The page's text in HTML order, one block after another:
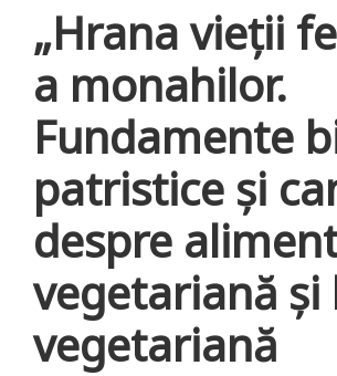
„Hrana vieţii
a monahilor.
Fundamente
patristice şi
despre
vegetariană şi
vegetariană